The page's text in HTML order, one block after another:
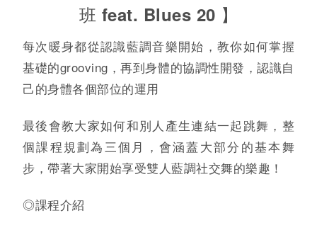
班 feat. Blues 20 】
每次暖身都從認識藍調音樂開始，教你如何掌握
基礎的grooving，再到身體的協調性開發，認識自
己的身體各個部位的運用
最後會教大家如何和別人產生連結一起跳舞，整
個課程規劃為三個月，會涵蓋大部分的基本舞
步，帶著大家開始享受雙人藍調社交舞的樂趣！
◎課程介紹